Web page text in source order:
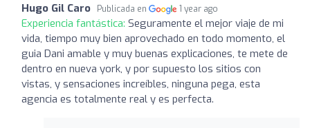
Hugo Gil Caro Publicada en 1 year ago
Experiencia fantástica: Seguramente el mejor viaje de mi
vida, tiempo muy bien aprovechado en todo momento, el
guia Dani amable y muy buenas explicaciones, te mete de
dentro en nueva york, y por supuesto los sitios con
vistas, y sensaciones increíbles, ninguna pega, esta
agencia es totalmente real y es perfecta.